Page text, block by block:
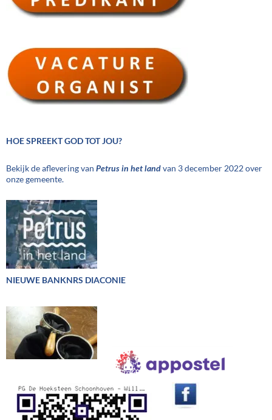
HOE SPREEKT GOD TOT JOU?
Bekijk de aflevering van Petrus in het landvan 3 december 2022 over
onze gemeente.
NIEUWE BANKNRS DIACONIE